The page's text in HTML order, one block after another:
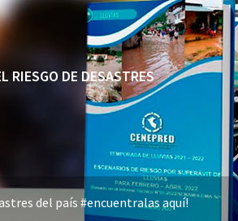
RIESGO DE DESASTRES
del país #encuentralas aquí!